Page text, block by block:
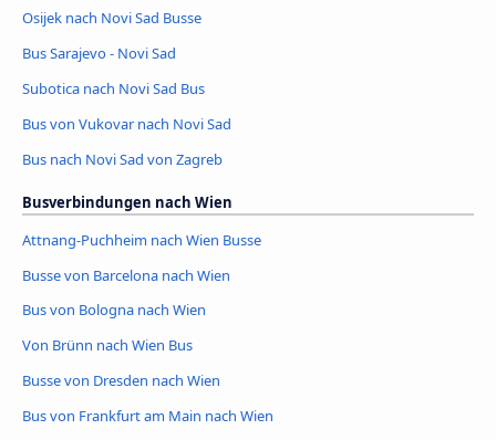
Osijek nach Novi Sad Busse
Bus Sarajevo - Novi Sad
Subotica nach Novi Sad Bus
Bus von Vukovar nach Novi Sad
Bus nach Novi Sad von Zagreb
Busverbindungen nach Wien
Attnang-Puchheim nach Wien Busse
Busse von Barcelona nach Wien
Bus von Bologna nach Wien
Von Brünn nach Wien Bus
Busse von Dresden nach Wien
Bus von Frankfurt am Main nach Wien